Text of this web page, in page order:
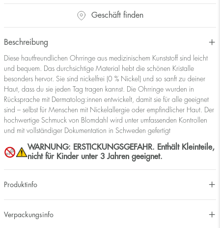
Geschäft finden
Beschreibung
Diese hautfreundlichen Ohrringe aus medizinischem Kunststoff sind leicht
und bequem. Das durchsichtige Material hebt die schönen Kristalle
besonders hervor. Sie sind nickelfrei (0 % Nickel) und so sanft zu deiner
Haut, dass du sie jeden Tag tragen kannst. Die Ohrringe wurden in
Rücksprache mit Dermatolog:innen entwickelt, damit sie für alle geeignet
sind – selbst für Menschen mit Nickelallergie oder empfindlicher Haut. Der
hochwertige Schmuck von Blomdahl wird unter umfassenden Kontrollen
und mit vollständiger Dokumentation in Schweden gefertigt
WARNUNG: ERSTICKUNGSGEFAHR. Enthält Kleinteile,
nicht für Kinder unter 3 Jahren geeignet.
Produktinfo
Verpackungsinfo